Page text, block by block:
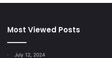
Most Viewed Posts
July 12, 2024